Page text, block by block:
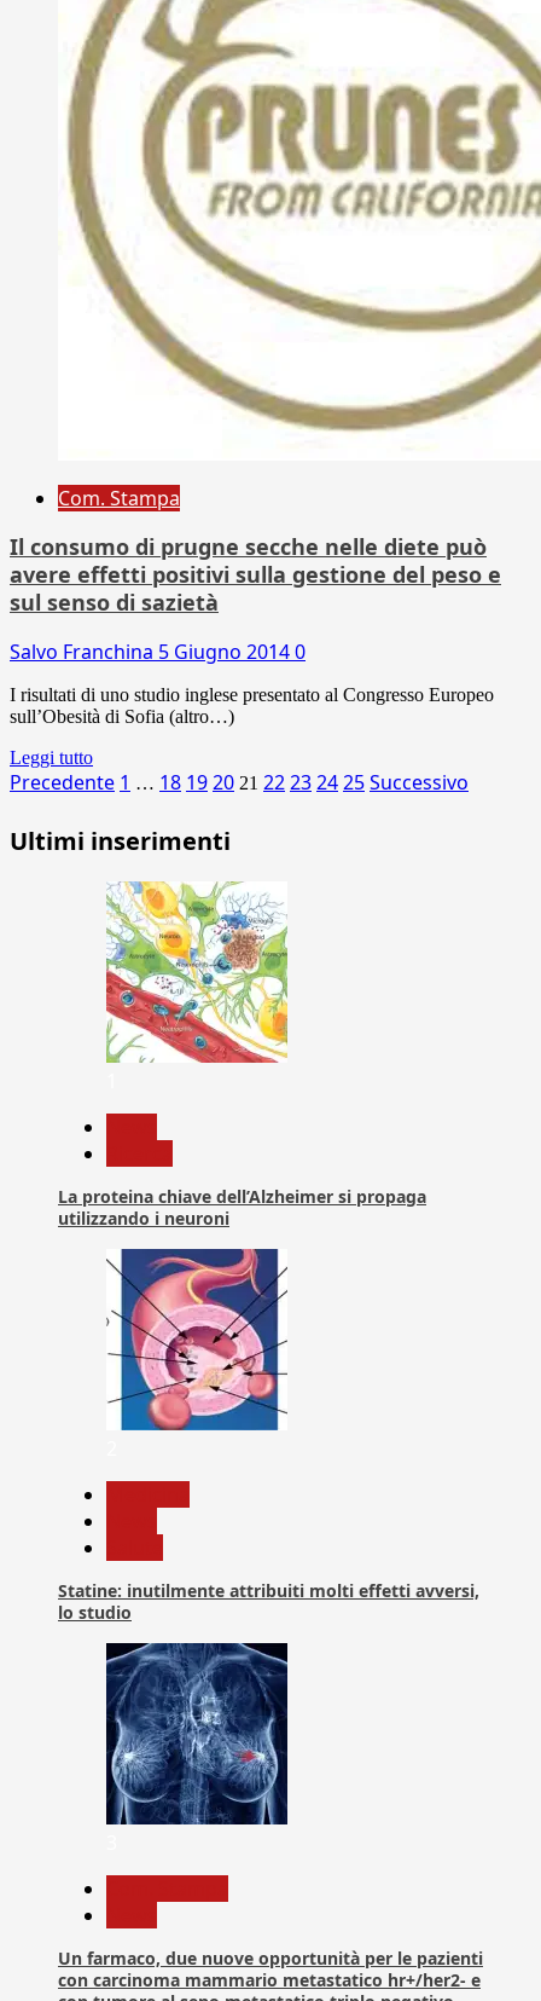
Com. Stampa
Il consumo di prugne secche nelle diete può
avere effetti positivi sulla gestione del peso e
sul senso di sazietà
Salvo Franchina 5 Giugno 20140
I risultati di uno studio inglese presentato al Congresso Europeo
sull’Obesità di Sofia (altro…)
Leggi tutto
Paginazione
degli
articoli
Precedente 1 … 18 1920 21 22232425Successivo
Ultimi inserimenti
La proteina chiave dell’Alzheimer si propaga
utilizzando i neuroni
Statine: inutilmente attribuiti molti effetti avversi,
lo studio
Un farmaco, due nuove opportunità per le pazienti
con carcinoma mammario metastatico hr+/her2- e